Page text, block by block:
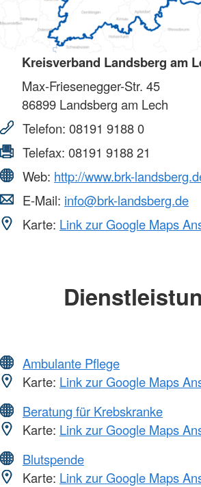
Kreisverband Landsberg am
Max-Friesenegger-Str. 45
86899 Landsberg am Lech
Telefon: 08191 9188 0
Telefax: 08191 9188 21
Web: http://www.brk-
E-Mail: info@brk-landsberg.de
Karte: Link zur Google Maps
Ambulante Pflege
Karte: Link zur Google Maps
Beratung für Krebskranke
Karte: Link zur Google Maps
Blutspende
Karte: Link zur Google Maps